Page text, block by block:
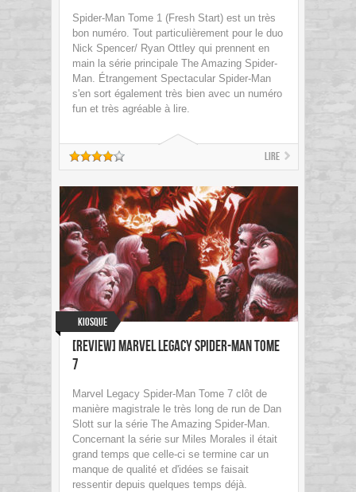
Spider-Man Tome 1 (Fresh Start) est un très
bon numéro. Tout particulièrement pour le duo
Nick Spencer/ Ryan Ottley qui prennent en
main la série principale The Amazing Spider-
Man. Étrangement Spectacular Spider-Man
s'en sort également très bien avec un numéro
fun et très agréable à lire.
Lire
Kiosque
[Review] Marvel Legacy Spider-Man Tome
7
Marvel Legacy Spider-Man Tome 7 clôt de
manière magistrale le très long de run de Dan
Slott sur la série The Amazing Spider-Man.
Concernant la série sur Miles Morales il était
grand temps que celle-ci se termine car un
manque de qualité et d'idées se faisait
ressentir depuis quelques temps déjà.